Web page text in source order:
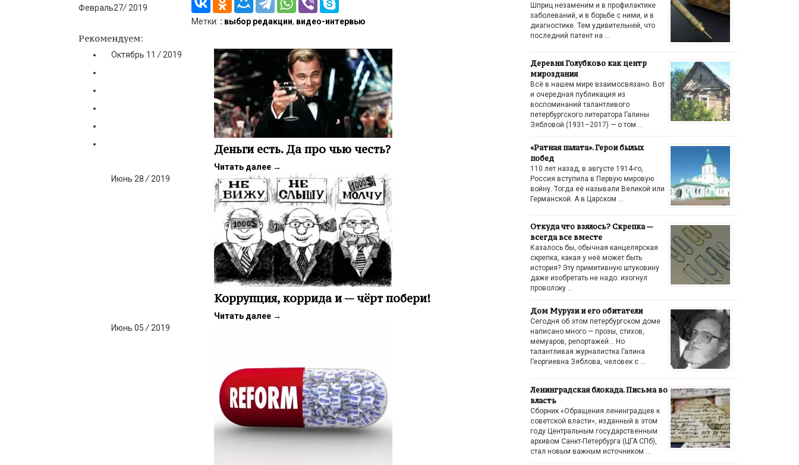
Февраль27/ 2019
Метки: : выбор редакции, видео-интервью
Рекомендуем:
Октябрь 11 / 2019
Деньги есть. Да про чью честь?
Читать далее →
Июнь 28 / 2019
Коррупция, коррида и — чёрт побери!
Читать далее →
Июнь 05 / 2019
Шприц незаменим и в профилактике
заболеваний, и в борьбе с ними, и в
диагностике. Тем удивительней, что
последний патент на …
Деревня Голубково как центр
мироздания
Всё в нашем мире взаимосвязано. Вот
и очередная публикация из
воспоминаний талантливого
петербургского литератора Галины
Зябловой (1931–2017) — о том …
«Ратная палата». Герои былых
побед
110 лет назад, в августе 1914-го,
Россия вступила в Первую мировую
войну. Тогда её называли Великой или
Германской. А в Царском …
Откуда что взялось? Скрепка —
всегда все вместе
Казалось бы, обычная канцелярская
скрепка, какая у неё может быть
история? Эту примитивную штуковину
даже изобретать не надо: изогнул
проволоку …
Дом Мурузи и его обитатели
Сегодня об этом петербургском доме
написано много — прозы, стихов,
мемуаров, репортажей… Но
талантливая журналистка Галина
Георгиевна Зяблова, человек с …
Ленинградская блокада. Письма во
власть
Сборник «Обращения ленинградцев к
советской власти», изданный в этом
году Центральным государственным
архивом Санкт-Петербурга (ЦГА СПб),
стал новым важным источником …